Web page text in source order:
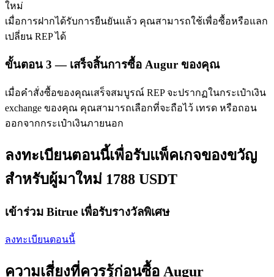
มากถึง 65% คอมมิชชั่น!
การแนะนำ
เชิญเพื่อนเพื่อรับรางวัลเงินสด
ใหม่
เมื่อการฝากได้รับการยืนยันแล้ว คุณสามารถใช้เพื่อซื้อหรือแลก
เปลี่ยน REP ได้
ขั้นตอน 3 — เสร็จสิ้นการซื้อ Augur ของคุณ
เมื่อคำสั่งซื้อของคุณเสร็จสมบูรณ์ REP จะปรากฏในกระเป๋าเงิน
exchange ของคุณ คุณสามารถเลือกที่จะถือไว้ เทรด หรือถอน
ออกจากกระเป๋าเงินภายนอก
ลงทะเบียนตอนนี้เพื่อรับแพ็คเกจของขวัญ
สำหรับผู้มาใหม่ 1788 USDT
เข้าร่วม Bitrue เพื่อรับรางวัลพิเศษ
ลงทะเบียนตอนนี้
ความเสี่ยงที่ควรรู้ก่อนซื้อ Augur